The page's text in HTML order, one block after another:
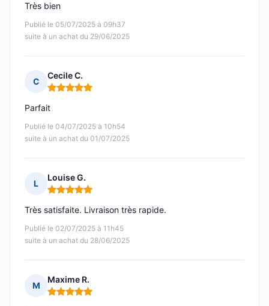
Publié le 05/07/2025 à 09h37
suite à un achat du 29/06/2025
Très bien
C
Cecile C.
Note : 5 sur 5
Publié le 04/07/2025 à 10h54
suite à un achat du 01/07/2025
Parfait
L
Louise G.
Note : 5 sur 5
Publié le 02/07/2025 à 11h45
suite à un achat du 28/06/2025
Très satisfaite. Livraison très rapide.
M
Maxime R.
Note : 5 sur 5